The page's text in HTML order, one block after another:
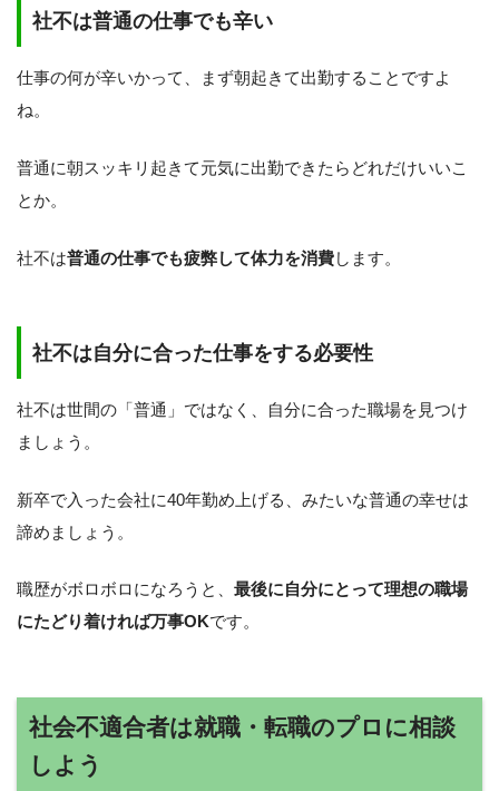
社不は普通の仕事でも辛い
仕事の何が辛いかって、まず朝起きて出勤することですよ
ね。
普通に朝スッキリ起きて元気に出勤できたらどれだけいいこ
とか。
社不は普通の仕事でも疲弊して体力を消費します。
社不は自分に合った仕事をする必要性
社不は世間の「普通」ではなく、自分に合った職場を見つけ
ましょう。
新卒で入った会社に40年勤め上げる、みたいな普通の幸せは
諦めましょう。
職歴がボロボロになろうと、 最後に自分にとって理想の職場
にたどり着ければ万事OKです。
社会不適合者は就職・転職のプロに相談
しよう